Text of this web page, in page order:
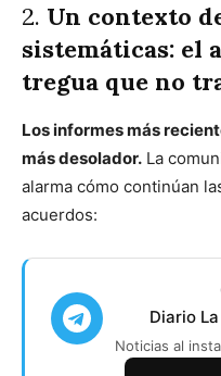
2. Un contexto
sistemáticas: el
tregua que no
Los informes más
más desolador. La
alarma cómo continúan
acuerdos:
Diario
Noticias al